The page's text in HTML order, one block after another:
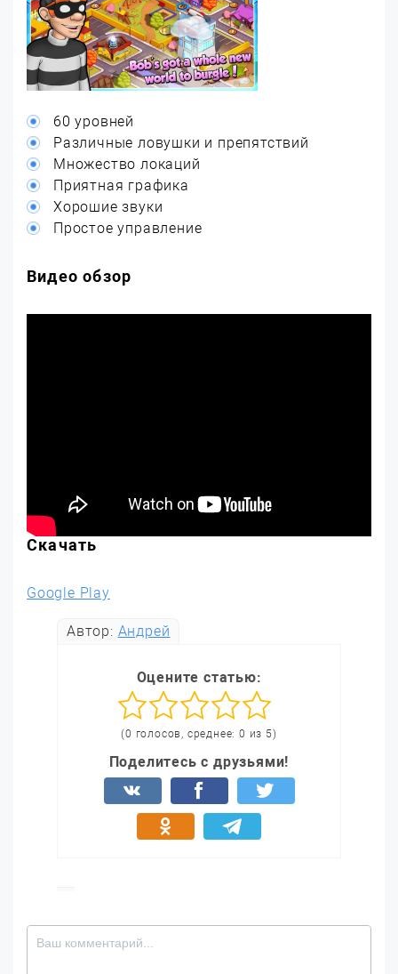
60 уровней
Различные ловушки и препятствий
Множество локаций
Приятная графика
Хорошие звуки
Простое управление
Видео обзор
Скачать
Google Play
Автор: Андрей
Оцените статью:
(0 голосов, среднее: 0 из 5)
Поделитесь с друзьями!